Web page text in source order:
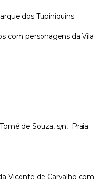
dos Tupiniquins;
com personagens da Vila
de Souza, s/n, Praia
Vicente de Carvalho com